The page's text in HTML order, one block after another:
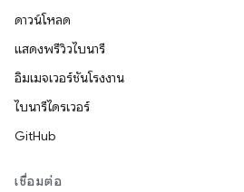
ดาวน์โหลด
แสดงพรีวิวไบนารี
อิมเมจเวอร์ชันโรงงาน
ไบนารีไดรเวอร์
GitHub
เชื่อมต่อ